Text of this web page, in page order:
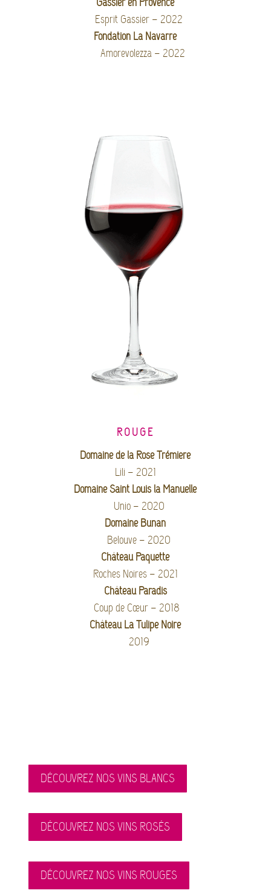
Esprit Gassier – 2022
Fondation La Navarre
Amorevolezza – 2022
ROUGE
Domaine de la Rose Trémière
Lili – 2021
Domaine Saint Louis la Manuelle
Unio – 2020
Domaine Bunan
Belouve – 2020
Château Paquette
Roches Noires – 2021
Château Paradis
Coup de Cœur – 2018
Château La Tulipe Noire
2019
DÉCOUVREZ NOS VINS BLANCS
DÉCOUVREZ NOS VINS ROSÉS
DÉCOUVREZ NOS VINS ROUGES